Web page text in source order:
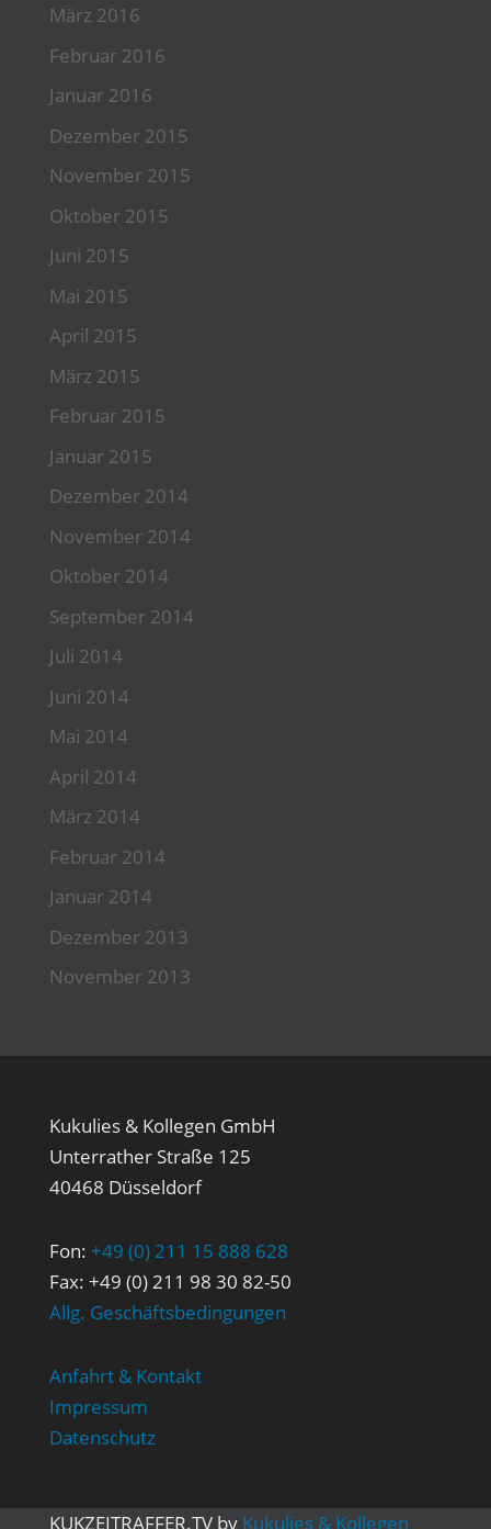
März 2016
Februar 2016
Januar 2016
Dezember 2015
November 2015
Oktober 2015
Juni 2015
Mai 2015
April 2015
März 2015
Februar 2015
Januar 2015
Dezember 2014
November 2014
Oktober 2014
September 2014
Juli 2014
Juni 2014
Mai 2014
April 2014
März 2014
Februar 2014
Januar 2014
Dezember 2013
November 2013
Kukulies & Kollegen GmbH
Unterrather Straße 125
40468 Düsseldorf
Fon: +49 (0) 211 15 888 628
Fax: +49 (0) 211 98 30 82-50
Allg. Geschäftsbedingungen
Anfahrt & Kontakt
Impressum
Datenschutz
KUKZEITRAFFER.TVby Kukulies & Kollegen